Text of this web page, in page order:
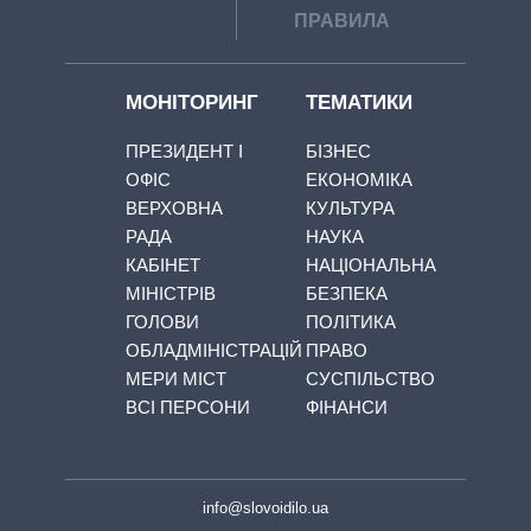
ПРАВИЛА
МОНІТОРИНГ
ПРЕЗИДЕНТ І
ОФІС
ВЕРХОВНА
РАДА
КАБІНЕТ
МІНІСТРІВ
ГОЛОВИ
ОБЛАДМІНІСТРАЦІЙ
МЕРИ МІСТ
ВСІ ПЕРСОНИ
ТЕМАТИКИ
БІЗНЕС
ЕКОНОМІКА
КУЛЬТУРА
НАУКА
НАЦІОНАЛЬНА
БЕЗПЕКА
ПОЛІТИКА
ПРАВО
СУСПІЛЬСТВО
ФІНАНСИ
info@slovoidilo.ua